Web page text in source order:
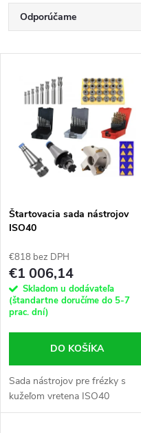
R
a
n
e
p
r
o
d
u
Odporúčame
Najpredávanejšie
Abecedne
p
s
p
r
o
d
u
k
Štartovacia sada nástrojov
ISO40
€818 bez DPH
€1 006,14
Skladom u dodávateľa
(štandartne doručíme do 5-7
prac. dní)
DO KOŠÍKA
Sada nástrojov pre frézky s
kužeľom vretena ISO40